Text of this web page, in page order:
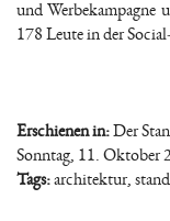
und Werbekampagne
178 Leute in der
Erschienen in:Der
Sonntag, 11. Oktober
Tags:architektur,